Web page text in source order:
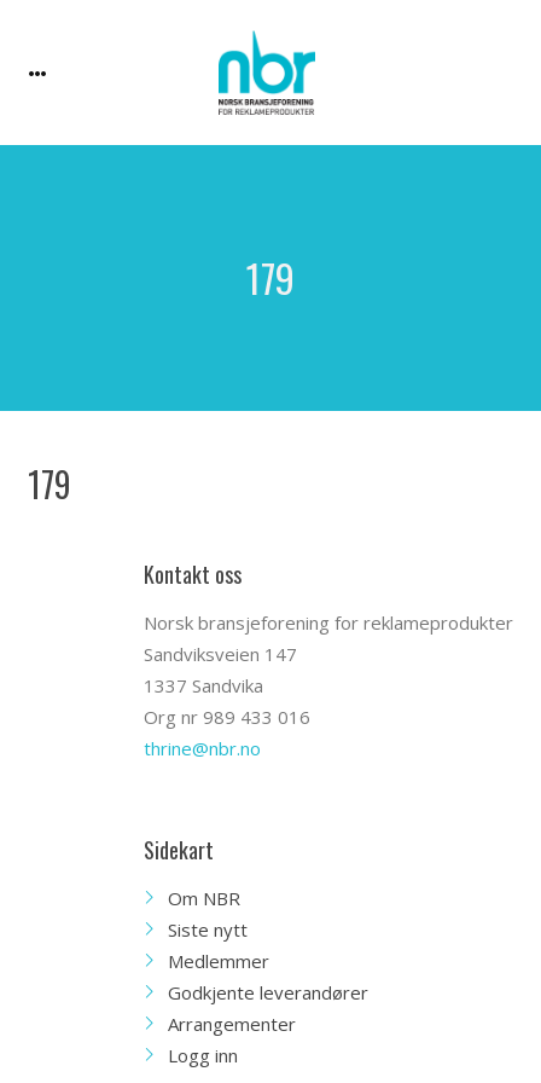
179
179
Kontakt oss
Norsk bransjeforening for reklameprodukter
Sandviksveien 147
1337 Sandvika
Org nr 989 433 016
thrine@nbr.no
Sidekart
Om NBR
Siste nytt
Medlemmer
Godkjente leverandører
Arrangementer
Logg inn